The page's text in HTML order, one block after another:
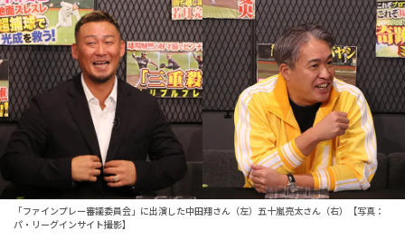
動画
日程・結果
順位表･成績
1軍公式戦
ファーム東地区
ファーム中地区
選手名鑑
選手名鑑トップ
ニュース
「ファインプレー審議委員会」に出演した中田翔さん（左）五十嵐亮太さん（右）【写真：
パ・リーグインサイト撮影】